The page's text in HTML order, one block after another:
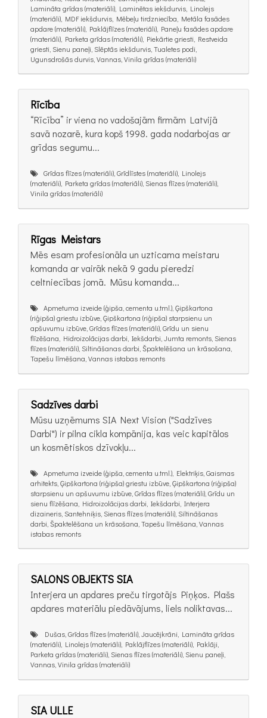
Lamināta grīdas (materiāli), Laminētas iekšdurvis, Linolejs
(materiāli), MDF iekšdurvis, Mēbeļu tirdzniecība, Metāla fasādes
apdare (materiāli), Paklājflīzes (materiāli), Paneļu fasādes apdare
(materiāli), Parketa grīdas (materiāli), Piekārtie griesti, Restveida
griesti, Sienu paneļi, Slēptās iekšdurvis, Tualetes podi,
Ugunsdrošās durvis, Vannas, Vinila grīdas (materiāli)
Rīcība
“Rīcība” ir viena no vadošajām firmām Latvijā
savā nozarē, kura kopš 1998. gada nodarbojas ar
grīdas segumu...
Grīdas flīzes (materiāli), Grīdlīstes (materiāli), Linolejs
(materiāli), Parketa grīdas (materiāli), Sienas flīzes (materiāli),
Vinila grīdas (materiāli)
Rīgas Meistars
Mēs esam profesionāla un uzticama meistaru
komanda ar vairāk nekā 9 gadu pieredzi
celtniecības jomā. Mūsu komanda...
Apmetuma izveide (ģipša, cementa u.tml.), Ģipškartona
(riģipša) griestu izbūve, Ģipškartona (riģipša) starpsienu un
apšuvumu izbūve, Grīdas flīzes (materiāli), Grīdu un sienu
flīzēšana, Hidroizolācijas darbi, Iekšdarbi, Jumta remonts, Sienas
flīzes (materiāli), Siltināšanas darbi, Špaktelēšana un krāsošana,
Tapešu līmēšana, Vannas istabas remonts
Sadzīves darbi
Mūsu uzņēmums SIA Next Vision ("Sadzīves
Darbi") ir pilna cikla kompānija, kas veic kapitālos
un kosmētiskos dzīvokļu...
Apmetuma izveide (ģipša, cementa u.tml.), Elektriķis, Gaismas
arhitekts, Ģipškartona (riģipša) griestu izbūve, Ģipškartona (riģipša)
starpsienu un apšuvumu izbūve, Grīdas flīzes (materiāli), Grīdu un
sienu flīzēšana, Hidroizolācijas darbi, Iekšdarbi, Interjera
dizaineris, Santehniķis, Sienas flīzes (materiāli), Siltināšanas
darbi, Špaktelēšana un krāsošana, Tapešu līmēšana, Vannas
istabas remonts
SALONS OBJEKTS SIA
Interjera un apdares preču tirgotājs Piņķos. Plašs
apdares materiālu piedāvājums, liels noliktavas...
Dušas, Grīdas flīzes (materiāli), Jaucējkrāni, Lamināta grīdas
(materiāli), Linolejs (materiāli), Paklājflīzes (materiāli), Paklāji,
Parketa grīdas (materiāli), Sienas flīzes (materiāli), Sienu paneļi,
Vannas, Vinila grīdas (materiāli)
SIA ULLE